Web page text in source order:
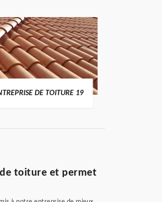
DE TOITURE 19
toiture et permet